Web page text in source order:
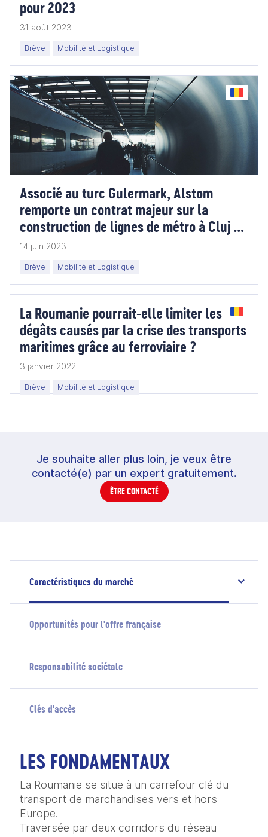
pour 2023
31 août 2023
Brève Mobilité et Logistique
Associé au turc Gulermark, Alstom
remporte un contrat majeur sur la
construction de lignes de métro à Cluj et
Bucarest
14 juin 2023
Brève Mobilité et Logistique
La Roumanie pourrait-elle limiter les
dégâts causés par la crise des transports
maritimes grâce au ferroviaire ?
3 janvier 2022
Brève Mobilité et Logistique
Je souhaite aller plus loin, je veux être
contacté(e) par un expert gratuitement.
ÊTRE CONTACTÉ
Caractéristiques du marché
Opportunités pour l'offre française
Responsabilité sociétale
Clés d'accès
LES FONDAMENTAUX
La Roumanie se situe à un carrefour clé du
transport de marchandises vers et hors
Europe.
Traversée par deux corridors du réseau